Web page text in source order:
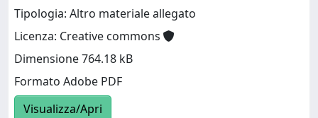
Tipologia: Altro materiale allegato
Licenza: Creative commons
Dimensione 764.18 kB
Formato Adobe PDF
Visualizza/Apri